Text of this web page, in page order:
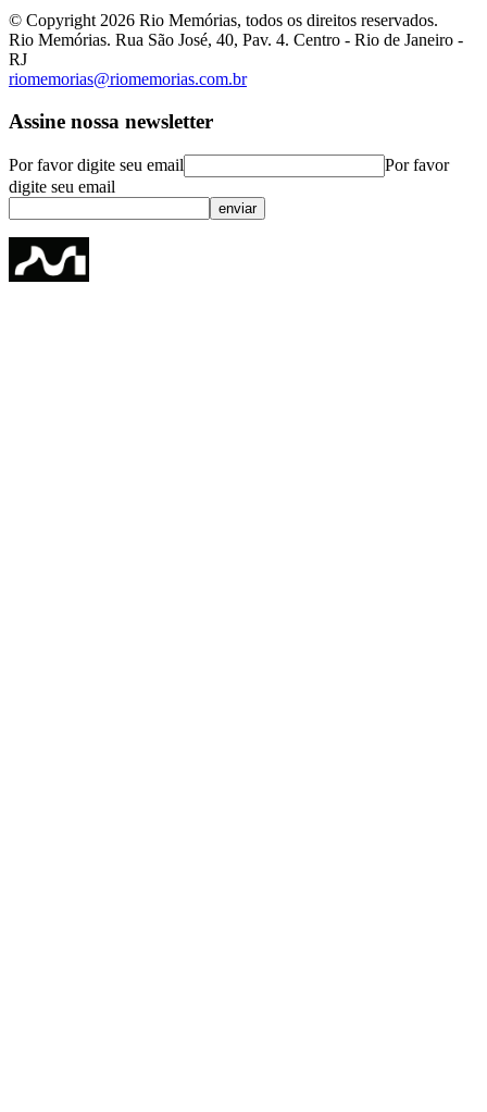
© Copyright 2026 Rio Memórias, todos os direitos reservados.
Rio Memórias. Rua São José, 40, Pav. 4. Centro - Rio de Janeiro -
RJ
riomemorias@riomemorias.com.br
Assine nossa newsletter
Por favor digite seu email
Por favor
digite seu email
enviar